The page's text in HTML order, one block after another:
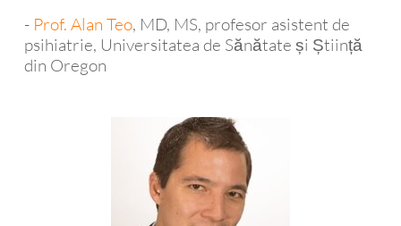
- Prof. Alan Teo, MD, MS, profesor asistent de
psihiatrie, Universitatea de Sănătate și Știință
din Oregon